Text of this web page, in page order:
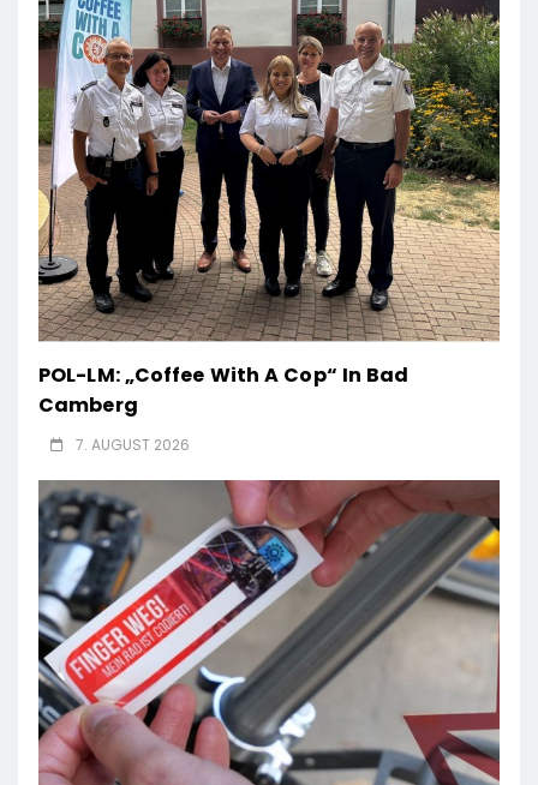
POL-LM: „Coffee With A Cop“ In Bad
Camberg
7. AUGUST 2026